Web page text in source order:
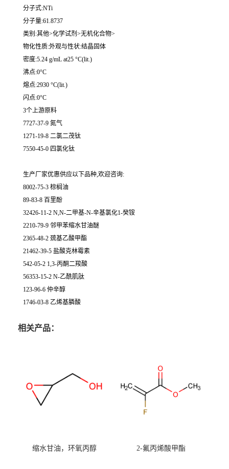
分子式:NTi
分子量:61.8737
类别:其他>化学试剂>无机化合物>
物化性质:外观与性状:结晶固体
密度:5.24 g/mL at25 °C(lit.)
沸点:0°C
熔点:2930 °C(lit.)
闪点:0°C
3个上游原料
7727-37-9 氮气
1271-19-8 二氯二茂钛
7550-45-0 四氯化钛
生产厂家优惠供应以下品种,欢迎咨询:
8002-75-3 棕榈油
89-83-8 百里酚
32426-11-2 N,N-二甲基-N-辛基氯化1-癸铵
2210-79-9 邻甲苯缩水甘油醚
2365-48-2 巯基乙酸甲酯
21462-39-5 盐酸克林霉素
542-05-2 1,3-丙酮二羧酸
56353-15-2 N-乙酰肌肽
123-96-6 仲辛醇
1746-03-8 乙烯基膦酸
相关产品：
缩水甘油，环氧丙醇 2-氟丙烯酸甲酯